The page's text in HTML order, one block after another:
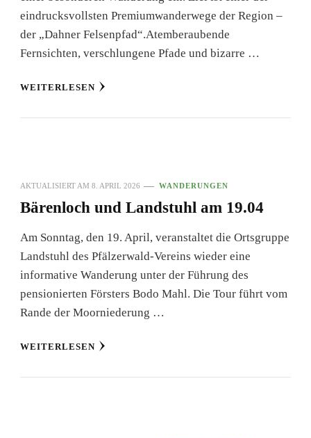
eindrucksvollsten Premiumwanderwege der Region –
der „Dahner Felsenpfad“.Atemberaubende
Fernsichten, verschlungene Pfade und bizarre …
WEITERLESEN
AKTUALISIERT AM 8. APRIL 2026 WANDERUNGEN
Bärenloch und Landstuhl am 19.04
Am Sonntag, den 19. April, veranstaltet die Ortsgruppe
Landstuhl des Pfälzerwald-Vereins wieder eine
informative Wanderung unter der Führung des
pensionierten Försters Bodo Mahl. Die Tour führt vom
Rande der Moorniederung …
WEITERLESEN